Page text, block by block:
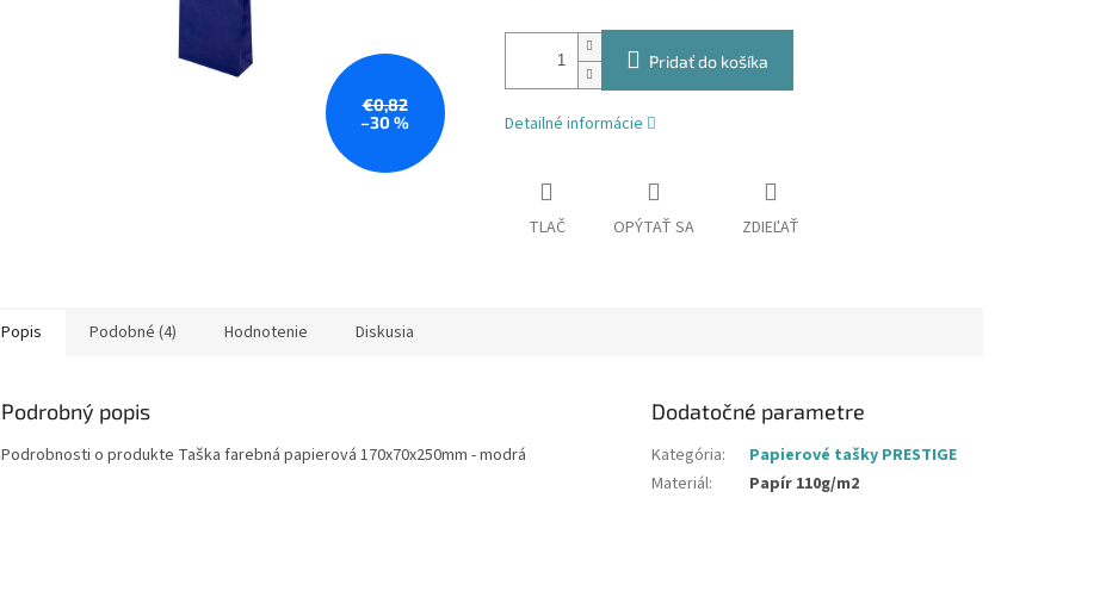
€0,82
–30 %
Pridať do košíka
Detailné informácie
TLAČ OPÝTAŤ SA ZDIEĽAŤ
Popis Podobné (4) Hodnotenie Diskusia
Podrobný popis
Podrobnosti o produkte Taška farebná papierová 170x70x250mm - modrá
Dodatočné parametre
Kategória:
Papierové tašky PRESTIGE
Materiál: Papír 110g/m2